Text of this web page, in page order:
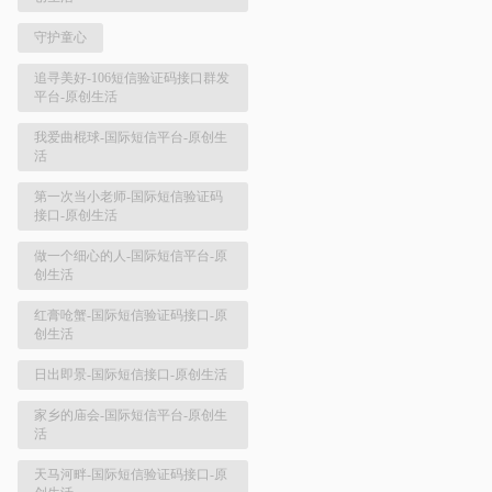
守护童心
追寻美好-106短信验证码接口群发
平台-原创生活
我爱曲棍球-国际短信平台-原创生
活
第一次当小老师-国际短信验证码
接口-原创生活
做一个细心的人-国际短信平台-原
创生活
红膏呛蟹-国际短信验证码接口-原
创生活
日出即景-国际短信接口-原创生活
家乡的庙会-国际短信平台-原创生
活
天马河畔-国际短信验证码接口-原